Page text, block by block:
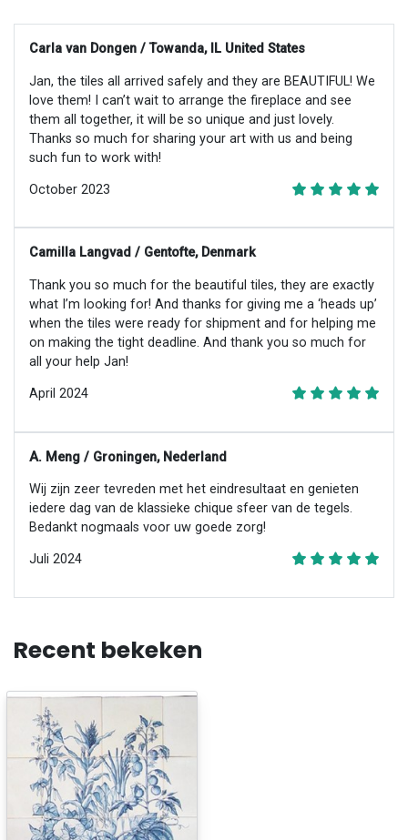
Carla van Dongen / Towanda, IL United States
Jan, the tiles all arrived safely and they are BEAUTIFUL! We
love them! I can’t wait to arrange the fireplace and see
them all together, it will be so unique and just lovely.
Thanks so much for sharing your art with us and being
such fun to work with!
October 2023
Camilla Langvad / Gentofte, Denmark
Thank you so much for the beautiful tiles, they are exactly
what I’m looking for! And thanks for giving me a ‘heads up’
when the tiles were ready for shipment and for helping me
on making the tight deadline. And thank you so much for
all your help Jan!
April 2024
A. Meng / Groningen, Nederland
Wij zijn zeer tevreden met het eindresultaat en genieten
iedere dag van de klassieke chique sfeer van de tegels.
Bedankt nogmaals voor uw goede zorg!
Juli 2024
Recent bekeken